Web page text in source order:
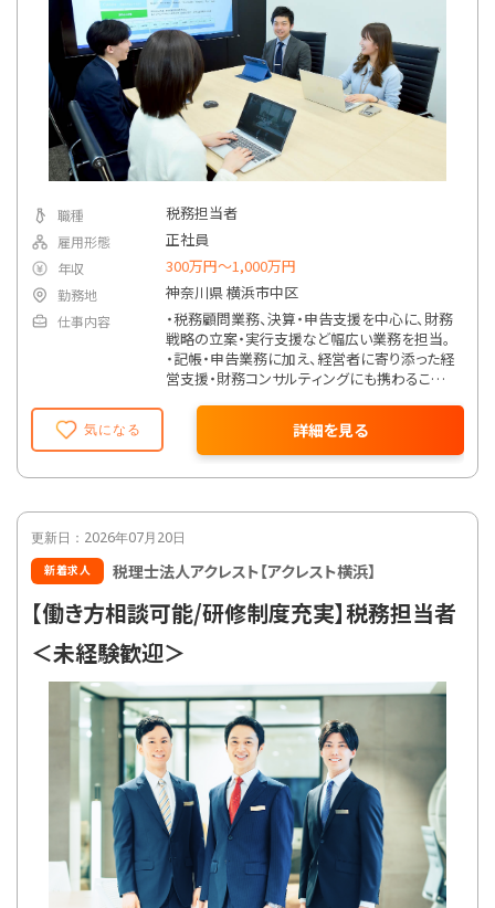
気になる 詳細を見る
職種 税務担当者
雇用形態 正社員
年収 300万円〜1,000万円
勤務地 神奈川県 横浜市中区
仕事内容
・税務顧問業務、決算・申告支援を中心に、財務
戦略の立案・実行支援など幅広い業務を担当。
・記帳・申告業務に加え、経営者に寄り添った経
営支援・財務コンサルティングにも携わること
更新日：2026年07月20日
新着求人 税理士法人アクレスト【アクレスト横浜】
【働き方相談可能/研修制度充実】税務担当者
＜未経験歓迎＞